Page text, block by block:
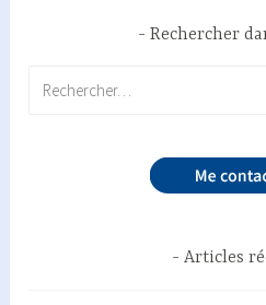
Rechercher
Articles